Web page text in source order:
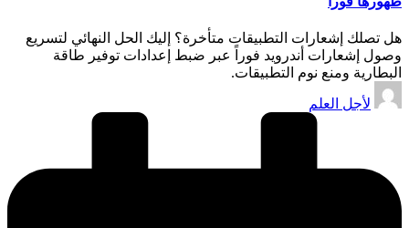
هل تصلك إشعارات التطبيقات متأخرة؟ إليك الحل النهائي لتسريع
وصول إشعارات أندرويد فوراً عبر ضبط إعدادات توفير طاقة
البطارية ومنع نوم التطبيقات.
تمّ
النشرلأجل العلم